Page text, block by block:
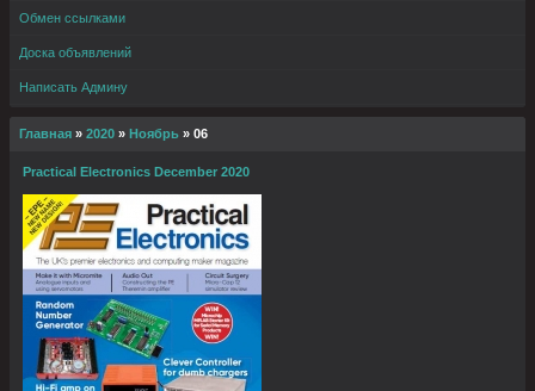
Обмен ссылками
Доска объявлений
Написать Админу
Главная » 2020 » Ноябрь » 06
Practical Electronics December 2020